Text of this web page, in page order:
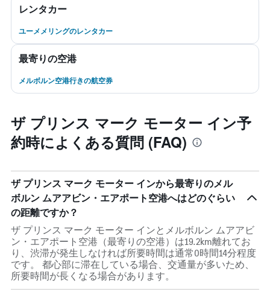
レンタカー
ユーメメリングのレンタカー
最寄りの空港
メルボルン空港行きの航空券
ザ プリンス マーク モーター イン予
約時によくある質問 (FAQ)
ザ プリンス マーク モーター インから最寄りのメル
ボルン ムアアビン・エアポート空港へはどのぐらい
の距離ですか？
ザ プリンス マーク モーター インとメルボルン ムアアビ
ン・エアポート空港（最寄りの空港）は19.2km離れてお
り、渋滞が発生しなければ所要時間は通常0時間14分程度
です。 都心部に滞在している場合、交通量が多いため、
所要時間が長くなる場合があります。